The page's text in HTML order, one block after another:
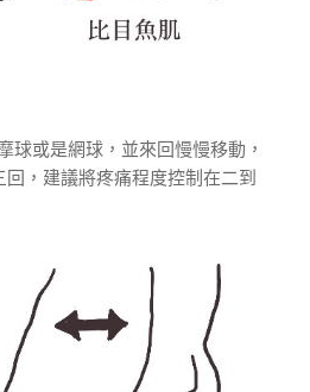
球或是網球，並來回慢慢移動，
，建議將疼痛程度控制在二到